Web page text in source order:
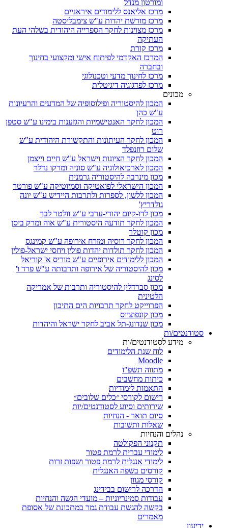
ומורטון מנדל
מרכז אליאנס ללימודים איראניים
מרכז מורשת יהדות ע"ש צימבליסטה
מרכז מצוינות לחקר הספרייה היהודית בשלהי העת
העתיקה
מרכז קורת
המרכז האקדמי לפיתוח אישי ומקצועי בחינוך
ובחברה
מרכז לחינוך מדעי וטכנולוגי
מרכז לפדגוגיה דיגיטלית
מכונים
המכון להיסטוריה ופילוסופיה של המדעים והרעיונות
ע"ש כהן
המכון לחקר האנטישמיות והגזענות בימינו ע"ש סטפן
רוט
המכון לחקר העיתונות והתקשורת היהודית ע"ש
שלום רוזנפלד
המכון לחקר הציונות וישראל ע"ש חיים וייצמן
המכון לארכיאולוגיה ע"ש סוניה ומרקו נדלר
מכון מינרבה להיסטוריה גרמנית
המכון הישראלי לפואטיקה וסמיוטיקה ע"ש פורטר
המכון ללשון, לספרות ולתרבות היידיש ע"ש יונה
גולדריץ'
מכון לדו-קיום יהודי-ערבי ע"ש וולטר לבך
המכון לחקר תודעה היסטורית ע"ש אוה ומרק ביסן
מכון קוטלר
המכון לחקר רוסיה ומזרח אירופה ע"ש קמינגס
המכון לחקר תולדות יהדות פולין ויחסי ישראל-פולין
המכון ללימודים אירופיים ע"ש מוריס א' קוריאל
מכון להיסטוריה של אירופה ותרבותה ע"ש פרד ו'
לסינג
מכון סברדלין להיסטוריה ותרבות של אמריקה
הלטינית
הפרוייקט לחקר תרבויות הים התיכון
מכון קונפוציוס
מכון שנדונג-תל אביב לחקר ישראל והיהדות
סטודנטים/ות
מידע לסטודנטים/ות
לוח שנת הלימודים
Moodle
מתווה תשפ"ו
כיתות מחשבים
התאמות לימודיות
רישום לקורסי ״כלים שלובים״
שירותים וסיוע לסטודנטים/יות
סיום תואר - הנחיות
שאלות ותשובות
נהלים והנחיות
תקנוני הפקולטה
לימודי עברית לרמת פטור
לימודי אנגלית לרמת פטור ושפות זרות
קורסים בשפה האנגלית
קורסי מגוון
הדרכה לרישום בבידינג
עבודות סמינריוניות – מועדי הגשה והנחיות
בקשה להגשת עבודת גמר במתכונת של אסופת
מאמרים
ידיעון